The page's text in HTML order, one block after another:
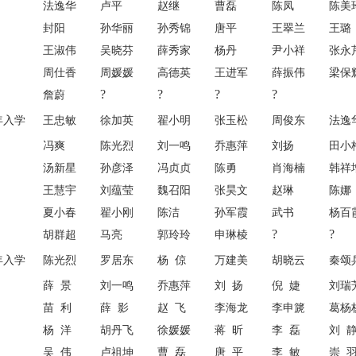
法逸华 卢平 赵继 曹磊 陈凤 陈美
封阳 孙华丽 孙秀锦 唐平 王翠兰 王璐
王淑伟 吴晓芬 薛秀家 杨丹 尹小祥 张永
周仕香 周媛媛 高德英 王进军 薛振伟 梁保
詹蔚 ? ? ? ?
入学 王忠敏 徐加英 翟小明 张玉松 周俊东 法逸
冯爽 陈光烈 刘一鸣 乔惠萍 刘扬 田小
汤新星 孙彦泽 冯贞贞 陈勇 肖海楠 韩祥
王慧宇 刘蕴莹 魏召阳 张昊文 赵琳 陈娜
夏小春 翟小刚 陈洁 孙军霞 武书 杨百
胡群超 马亮 郭玲玲 申琳棱 ? ?
入学 陈光烈 罗居东 杨 倞 万建美 胡晓云 秦颂
薛 景 刘一鸣 乔惠萍 刘 扬 倪 婕 刘瑞
苗 利 薛 影 赵 飞 李海龙 李申篪 葛杨
杨 洋 胡丹飞 徐媛媛 蒋 昕 李 磊 刘
吴 伟 卢祖坤 曹 磊 唐 平 李 敏 崇 羽